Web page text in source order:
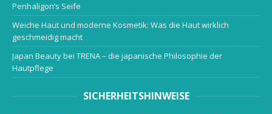
Penhaligon’s Seife
Weiche Haut und moderne Kosmetik: Was die Haut wirklich
geschmeidig macht
Japan Beauty bei TRENA – die japanische Philosophie der
Hautpflege
SICHERHEITSHINWEISE